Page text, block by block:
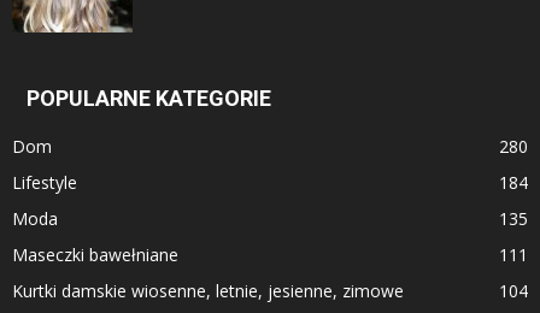
POPULARNE KATEGORIE
Dom
280
Lifestyle
184
Moda
135
Maseczki bawełniane
111
Kurtki damskie wiosenne, letnie, jesienne, zimowe
104